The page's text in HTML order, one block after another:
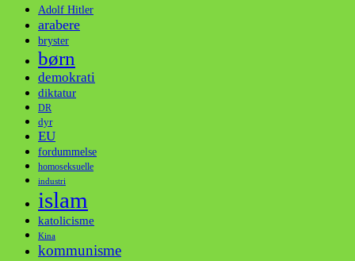
Adolf Hitler
arabere
bryster
børn
demokrati
diktatur
DR
dyr
EU
fordummelse
homoseksuelle
industri
islam
katolicisme
Kina
kommunisme